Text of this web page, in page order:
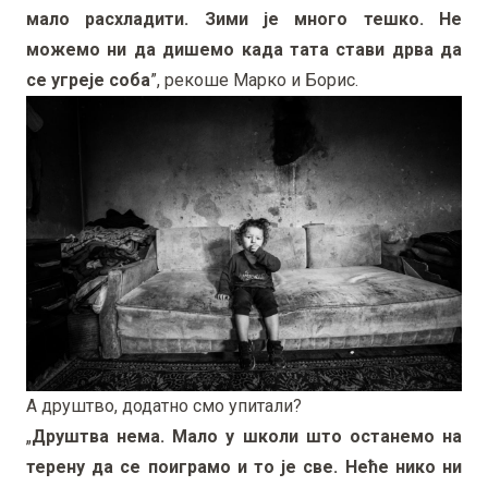
мало расхладити. Зими је много тешко. Не
можемо ни да дишемо када тата стави дрва да
се угреје соба”, рекоше Марко и Борис.
А друштво, додатно смо упитали?
„Друштва нема. Мало у школи што останемо на
терену да се поиграмо и то је све. Неће нико ни